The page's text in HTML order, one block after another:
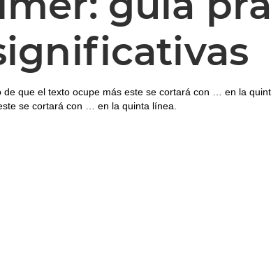
que el texto ocupe más este se cortará con … en la
se cortará con … en la quinta línea.